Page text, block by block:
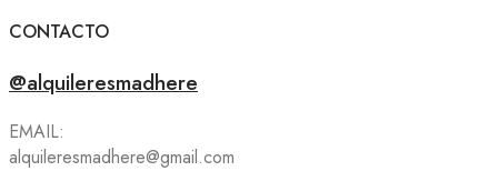
CONTACTO
@alquileresmadhere
EMAIL:
alquileresmadhere@gmail.com